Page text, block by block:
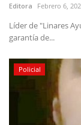
Editora Febrero 6,
Líder de "Linares
garantía de...
Policial